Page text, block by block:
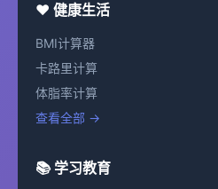
❤️ 健康生活
BMI计算器
卡路里计算
体脂率计算
查看全部 →
📚 学习教育